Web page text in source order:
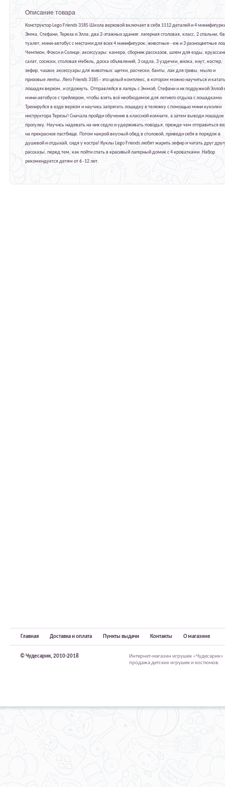
Описание товара
Конструктор Lego Friends 3185 Школа верховой включает в себя 1112 деталей и 4
Эмма, Стефани, Тереза и Элла; два 2-этажных здания: лагерная столовая, класс, 2 спальни,
туалет; мини-автобус с местами для всех 4 минифигурок; животные - еж и 3 разноцветные
Чемпион, Фокси и Солнце; аксессуары: камера, сборник рассказов, шлем для езды,
салат, сосиски, столовая мебель, доска объявлений, 3 седла, 3 уздечки, вилка, кнут, костер,
зефир, чашки; аксессуары для животных: щетки, расчески, банты, лак для гривы, мыло и
призовые ленты. Лего Friends 3185 - это целый комплекс, в котором можно научиться и
лошадях верхом, и отдохнуть. Отправляйся в лагерь с Эммой, Стефани и их подружкой Эллой
мини-автобусе с трейлером, чтобы взять всё необходимое для летнего отдыха с лошадками.
Тренируйся в езде верхом и научись запрягать лошадку в тележку с помощью мини куколки
инструктора Терезы! Сначала пройди обучение в классной комнате, а затем выводи лошадок
прогулку. Научись надевать на них седло и удерживать поводья, прежде чем отправиться
на прекрасное пастбище. Потом накрой вкусный обед в столовой, приведи себя в порядок в
душевой и отдыхай, сидя у костра! Куклы Lego Friends любят жарить зефир и читать друг
рассказы, перед тем, как пойти спать в красивый лагерный домик с 4 кроватками. Набор
рекомендуется детям от 6 -12 лет.
Главная Доставка и оплата Пункты выдачи Контакты О магазине
© Чудесарик, 2010-2018
Интернет-магазин игрушек
продажа детских игрушек и костюмов.